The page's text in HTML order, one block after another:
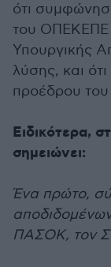
ότι
του ΟΠΕΚΕΠΕ
Υπουργικής
λύσης, και
προέδρου
Ειδικότερα,
σημειώνει:
Ένα πρώτο,
ΠΑΣΟΚ, τον